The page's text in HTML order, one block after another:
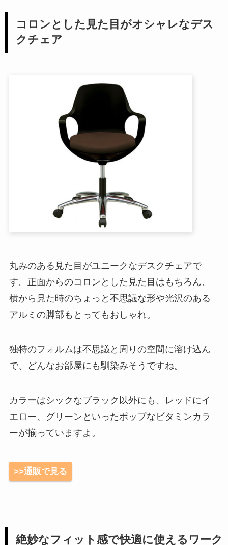
コロンとした見た目がオシャレなデス
クチェア
丸みのある見た目がユニークなデスクチェアで
す。正面からのコロンとした見た目はもちろん、
横から見た時のちょっと不思議な形や光沢のある
アルミの脚部もとってもおしゃれ。
独特のフォルムは不思議と周りの空間に溶け込ん
で、どんなお部屋にも馴染みそうですね。
カラーはシックなブラック以外にも、レッドにイ
エロー、グリーンといったポップなビタミンカラ
ーが揃っていますよ。
>>通販で見る
絶妙なフィット感で快適に使えるワーク